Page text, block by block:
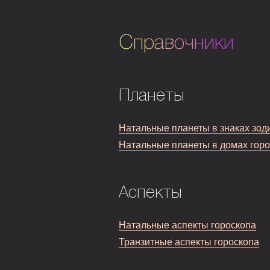
Справочники
Планеты
Натальные планеты в знаках
Натальные планеты в домах
Аспекты
Натальные аспекты гороскопа
Транзитные аспекты гороскопа